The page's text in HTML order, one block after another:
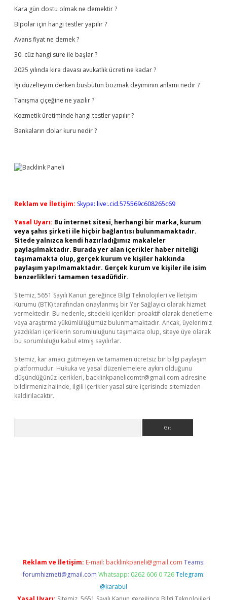
Kara gün dostu olmak ne demektir ?
Bipolar için hangi testler yapılır ?
Avans fiyat ne demek ?
30. cüz hangi sure ile başlar ?
2025 yılında kira davası avukatlık ücreti ne kadar ?
İşi düzelteyim derken büsbütün bozmak deyiminin anlamı nedir ?
Tanışma çiçeğine ne yazılır ?
Kozmetik üretiminde hangi testler yapılır ?
Bankaların dolar kuru nedir ?
Reklam ve İletişim: Skype: live:.cid.575569c608265c69
Yasal Uyarı: Bu internet sitesi, herhangi bir marka, kurum
veya şahıs şirketi ile hiçbir bağlantısı bulunmamaktadır.
Sitede yalnızca kendi hazırladığımız makaleler
paylaşılmaktadır. Burada yer alan içerikler haber niteliği
taşımamakta olup, gerçek kurum ve kişiler hakkında
paylaşım yapılmamaktadır. Gerçek kurum ve kişiler ile isim
benzerlikleri tamamen tesadüfidir.
Sitemiz, 5651 Sayılı Kanun gereğince Bilgi Teknolojileri ve İletişim
Kurumu (BTK) tarafından onaylanmış bir Yer Sağlayıcı olarak hizmet
vermektedir. Bu nedenle, sitedeki içerikleri proaktif olarak denetleme
veya araştırma yükümlülüğümüz bulunmamaktadır. Ancak, üyelerimiz
yazdıkları içeriklerin sorumluluğunu taşımakta olup, siteye üye olarak
bu sorumluluğu kabul etmiş sayılırlar.
Sitemiz, kar amacı gütmeyen ve tamamen ücretsiz bir bilgi paylaşım
platformudur. Hukuka ve yasal düzenlemelere aykırı olduğunu
düşündüğünüz içerikleri, backlinkpanelicomtr@gmail.com adresine
bildirmeniz halinde, ilgili içerikler yasal süre içerisinde sitemizden
kaldırılacaktır.
Reklam ve İletişim: E-mail: backlinkpaneli@gmail.com Teams:
forumhizmeti@gmail.com Whatsapp: 0262 606 0 726 Telegram:
@karabul